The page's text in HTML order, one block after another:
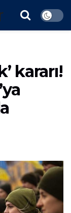
kararı!